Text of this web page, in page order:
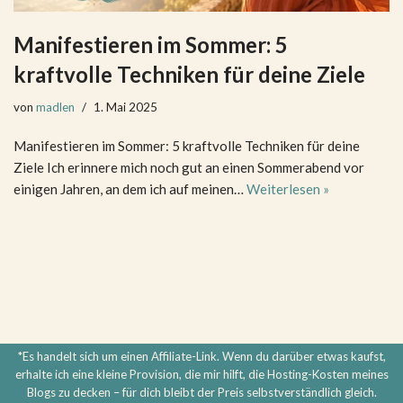
Manifestieren im Sommer: 5
kraftvolle Techniken für deine Ziele
von madlen 1. Mai 2025
Manifestieren im Sommer: 5 kraftvolle Techniken für deine
Ziele Ich erinnere mich noch gut an einen Sommerabend vor
einigen Jahren, an dem ich auf meinen… Weiterlesen »
*Es handelt sich um einen Affiliate-Link. Wenn du darüber etwas kaufst,
erhalte ich eine kleine Provision, die mir hilft, die Hosting-Kosten meines
Blogs zu decken – für dich bleibt der Preis selbstverständlich gleich.